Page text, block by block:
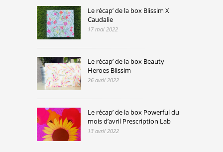
Le récap’ de la box Blissim X
Caudalie
17 mai 2022
Le récap’ de la box Beauty
Heroes Blissim
26 avril 2022
Le récap’ de la box Powerful du
mois d’avril Prescription Lab
13 avril 2022